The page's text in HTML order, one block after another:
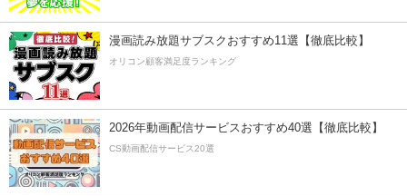
漫画読み放題サブスクおすすめ11選【徹底比較】
オリコン顧客満足度ランキング
2026年動画配信サービスおすすめ40選【徹底比較】
CS動画配信サービス20選